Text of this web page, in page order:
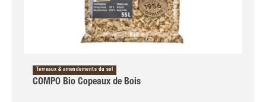
Terreaux & amendements du sol
COMPO Bio Copeaux de Bois